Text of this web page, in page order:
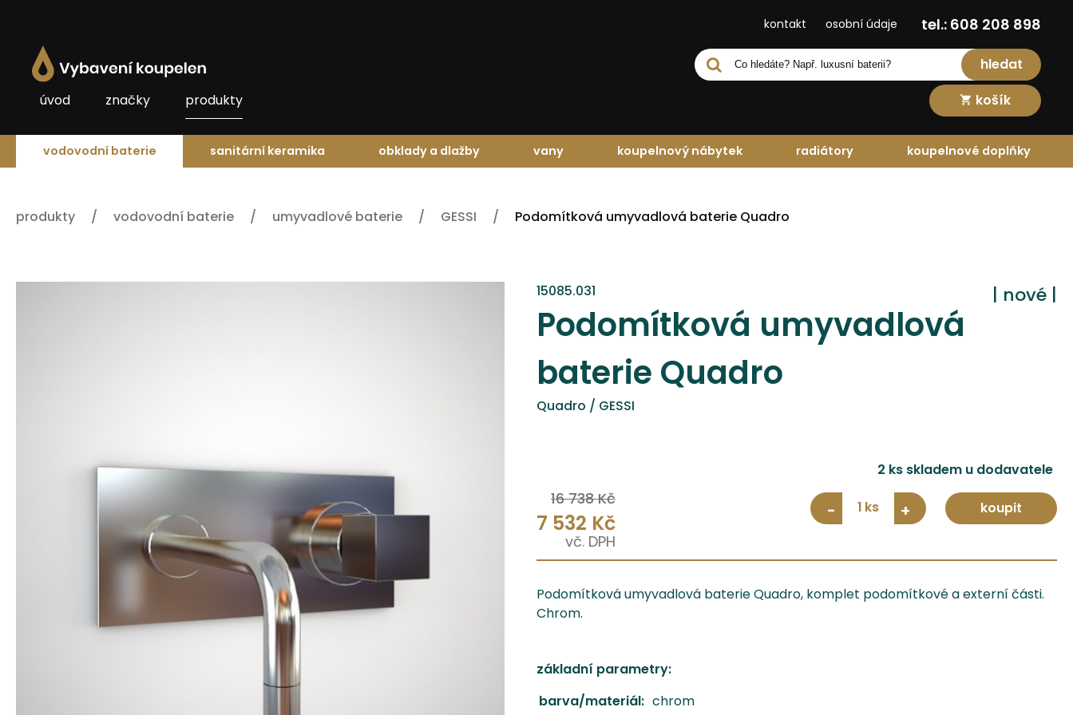
tel.: 608 208 898
kontakt osobní údaje
úvod značky produkty
hledat
košík
vodovodní baterie sanitární keramika obklady a dlažby vany koupelnový nábytek radiátory koupelnové doplňky
produkty vodovodní baterie umyvadlové baterie GESSI Podomítková umyvadlová baterie Quadro
| nové |
15085.031
Podomítková umyvadlová
baterie Quadro
Quadro / GESSI
16 738 Kč
7 532 Kč
2 ks skladem u dodavatele
- 1 + koupit
Podomítková umyvadlová baterie Quadro, komplet podomítkové a externí části.
Chrom.
základní parametry:
barva/materiál: chrom